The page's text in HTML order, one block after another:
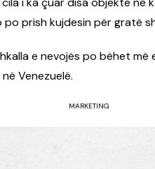
po prish kujdesin për gratë
e nevojës po bëhet më
Venezuelë.
MARKETING